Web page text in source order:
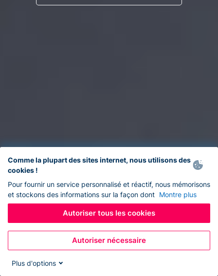
Comme la plupart des sites internet, nous utilisons des
cookies !
Pour fournir un service personnalisé et réactif, nous mémorisons
et stockons des informations sur la façon dont Montre plus
Autoriser tous les cookies
Autoriser nécessaire
Plus d'options